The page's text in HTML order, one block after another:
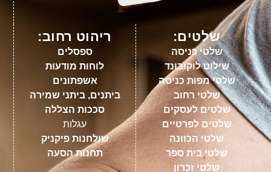
שלטים:
שלטי כניסה
שילוט לוקובונד
שלטי מפות כניסה
שלטי רחוב
שלטים לעסקים
שלטים לפרטיים
שלטי הכוונה
שלטי בית ספר
שלטי זכרון
ריהוט רחוב:
ספסלים
לוחות מודעות
אשפתונים
ביתנים, ביתני שמירה
סככות הצללה
עגלות
שולחנות פיקניק
תחנות הסעה